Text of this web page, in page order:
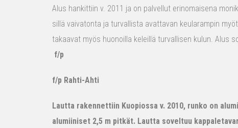
Alus hankittiin v. 2011 ja on palvellut erinomaisena
sillä vaivatonta ja turvallista avattavan keularampin
takaavat myös huonoilla keleillä turvallisen kulun. Alus
f/p
f/p Rahti-Ahti
Lautta rakennettiin Kuopiossa v. 2010, runko on
alumiiniset 2,5 m pitkät. Lautta soveltuu